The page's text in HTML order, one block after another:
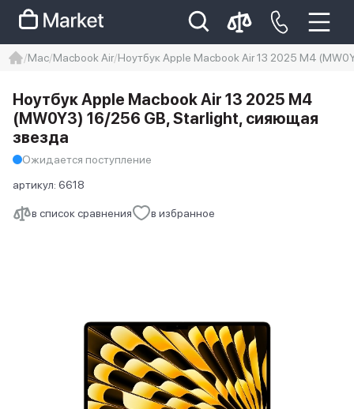
Iphone 14 pro max
айфон 14
Mac Macbook Air Ноутбук Apple Macbook Air 13 2025 M4
в список сравнения в избранное
Ноутбук Apple Macbook Air 13 2025 M4
(MW0Y3) 16/256 GB, Starlight, сияющая
звезда
Ожидается поступление
артикул: 6618